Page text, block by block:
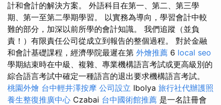
計和會計的解決方案。 外語科目在第一、第二、第三學
期、第一至第二學期學習。 以實務為導向，學習會計中較
難的部分，加深以前所學的會計知識。 我們追蹤（並負
責！）有限責任公司從成立到報告的整個過程。 對於金融
和會計基礎課程，經濟學院最遲在第 外燴推薦 6 local seo
學期結束時在中級、複雜、專業機構語言考試或更高級別的
綜合語言考試中確定一種語言的退出要求機構語言考試。
桃園外燴 台中輕井澤按摩 公司設立 Ibolya 旅行社代辦護照
養生整復推廣中心 Czabai 台中國術館推薦 是一名註冊會